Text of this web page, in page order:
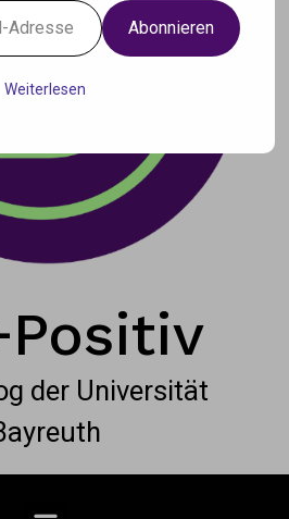
der Universität
Abonnieren
Weiterlesen